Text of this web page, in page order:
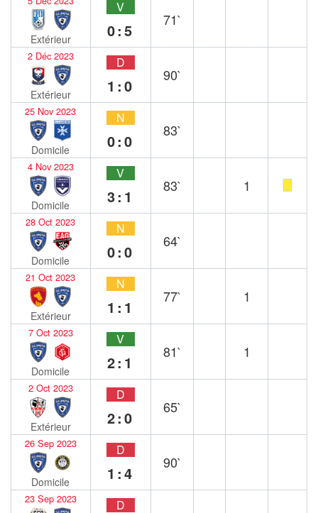
Extérieur
V
0:5
71`
2 Déc 2023
Extérieur
D
1:0
90`
25 Nov 2023
Domicile
N
0:0
83`
4 Nov 2023
Domicile
V
3:1
83` 1
28 Oct 2023
Domicile
N
0:0
64`
21 Oct 2023
Extérieur
N
1:1
77` 1
7 Oct 2023
Domicile
V
2:1
81` 1
2 Oct 2023
Extérieur
D
2:0
65`
26 Sep 2023
Domicile
D
1:4
90`
23 Sep 2023 D